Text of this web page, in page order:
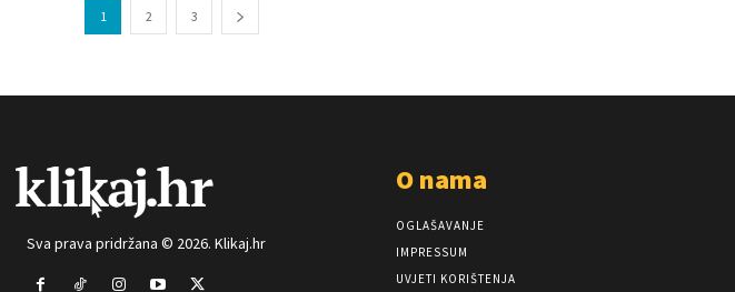
1 2 3
Sva prava pridržana © 2026. Klikaj.hr
O nama
OGLAŠAVANJE
IMPRESSUM
UVJETI KORIŠTENJA